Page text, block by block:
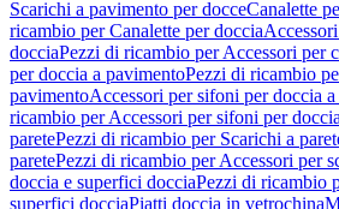
Scarichi a pavimento per docceCanalette
ricambio per Canalette per doccia
docciaPezzi di ricambio per Accessori per
per doccia a pavimentoPezzi di ricambio
pavimentoAccessori per sifoni per doccia
ricambio per Accessori per sifoni per
paretePezzi di ricambio per Scarichi a
paretePezzi di ricambio per Accessori per
doccia e superfici docciaPezzi di ricambio
superfici docciaPiatti doccia in vetrochina